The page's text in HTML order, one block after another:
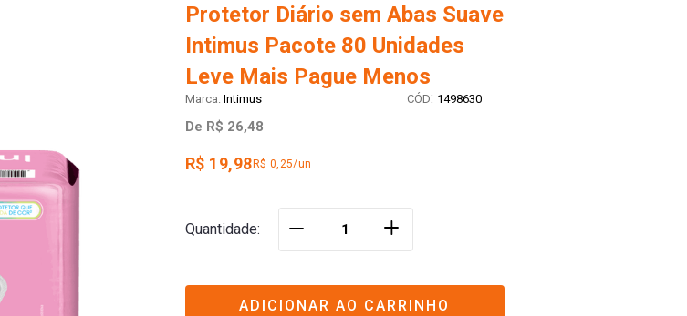
Protetor Diário sem Abas Suave
Intimus Pacote 80 Unidades
Leve Mais Pague Menos
Intimus : 1498630
De R$ 26,48
R$ 19,98R$ 0,25/un
Quantidade ＋
ADICIONAR AO CARRINHO